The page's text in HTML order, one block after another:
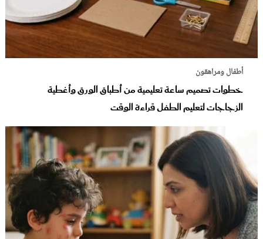
أطفال ومراهقون
خطوات تصميم ساعة تعليمية من أطباق الورق وأغطية
الزجاجات لتعليم الطفل قراءة الوقت